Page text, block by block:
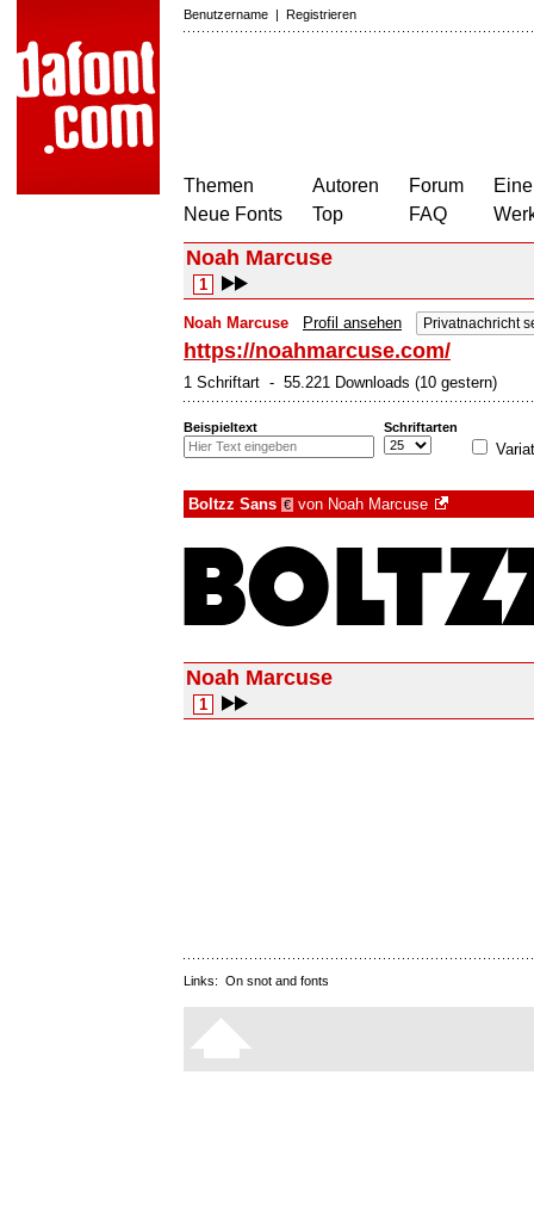
Benutzername | Registrieren
Themen
Neue Fonts
Autoren
Top
Forum
FAQ
Noah Marcuse
1
Noah Marcuse Profil ansehen Privatnachricht
https://noahmarcuse.com/
1 Schriftart - 55.221 Downloads (10 gestern)
Beispieltext Schriftarten
Boltzz Sans € von Noah Marcuse
Noah Marcuse
1
Links: On snot and fonts